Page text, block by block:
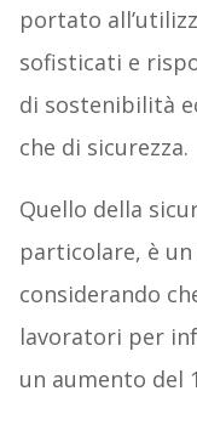
portato
sofisticati e
di sostenibilità
che di sicurezza.
Quello della
particolare, è
considerando
lavoratori per
un aumento del